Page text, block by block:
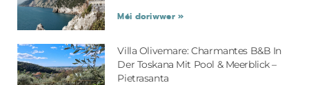
Méi doriwwer »
Villa Olivemare: Charmantes B&B In
Der Toskana Mit Pool & Meerblick –
Pietrasanta